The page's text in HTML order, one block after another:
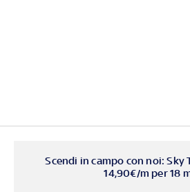
Scendi in campo con noi: Sky
14,90€/m per 18